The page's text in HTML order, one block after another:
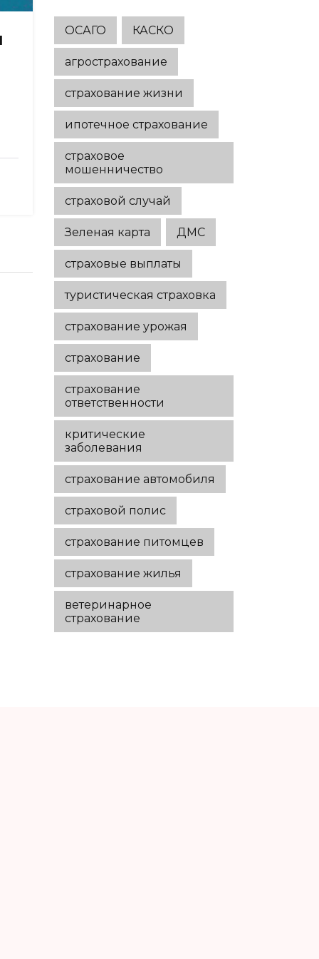
недоплату
ОСАГО КАСКО
агрострахование
страхование жизни
ипотечное страхование
страховое
мошенничество
страховой случай
Зеленая карта ДМС
страховые выплаты
туристическая страховка
страхование урожая
страхование
страхование
ответственности
критические
заболевания
страхование автомобиля
страховой полис
страхование питомцев
страхование жилья
ветеринарное
страхование